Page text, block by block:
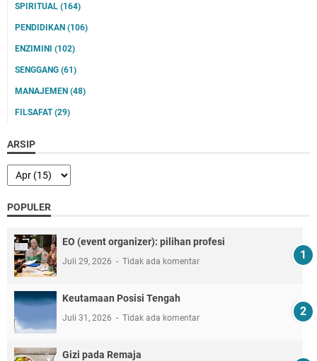
SPIRITUAL (164)
PENDIDIKAN (106)
ENZIMINI (102)
SENGGANG (61)
MANAJEMEN (48)
FILSAFAT(29)
ARSIP
POPULER
EO (event organizer): pilihan profesi
Juli 29, 2026 Tidak ada komentar
Keutamaan Posisi Tengah
Juli 31, 2026 Tidak ada komentar
Gizi pada Remaja